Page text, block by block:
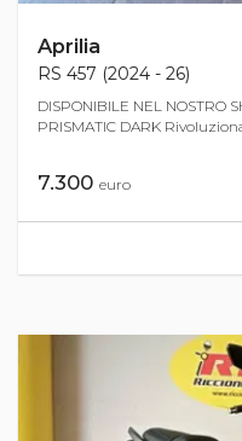
Aprilia
RS 457 (2024 - 26)
DISPONIBILE NEL NOSTRO
PRISMATIC DARK
7.300 euro